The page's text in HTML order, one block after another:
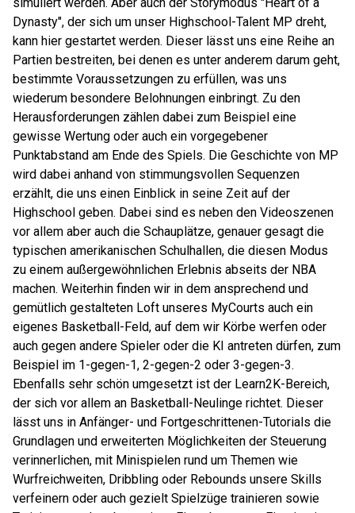
Dynasty", der sich um unser Highschool-Talent MP dreht,
kann hier gestartet werden. Dieser lässt uns eine Reihe an
Partien bestreiten, bei denen es unter anderem darum geht,
bestimmte Voraussetzungen zu erfüllen, was uns
wiederum besondere Belohnungen einbringt. Zu den
Herausforderungen zählen dabei zum Beispiel eine
gewisse Wertung oder auch ein vorgegebener
Punktabstand am Ende des Spiels. Die Geschichte von MP
wird dabei anhand von stimmungsvollen Sequenzen
erzählt, die uns einen Einblick in seine Zeit auf der
Highschool geben. Dabei sind es neben den Videoszenen
vor allem aber auch die Schauplätze, genauer gesagt die
typischen amerikanischen Schulhallen, die diesen Modus
zu einem außergewöhnlichen Erlebnis abseits der NBA
machen. Weiterhin finden wir in dem ansprechend und
gemütlich gestalteten Loft unseres MyCourts auch ein
eigenes Basketball-Feld, auf dem wir Körbe werfen oder
auch gegen andere Spieler oder die KI antreten dürfen, zum
Beispiel im 1-gegen-1, 2-gegen-2 oder 3-gegen-3.
Ebenfalls sehr schön umgesetzt ist der Learn2K-Bereich,
der sich vor allem an Basketball-Neulinge richtet. Dieser
lässt uns in Anfänger- und Fortgeschrittenen-Tutorials die
Grundlagen und erweiterten Möglichkeiten der Steuerung
verinnerlichen, mit Minispielen rund um Themen wie
Wurfreichweiten, Dribbling oder Rebounds unsere Skills
verfeinern oder auch gezielt Spielzüge trainieren sowie